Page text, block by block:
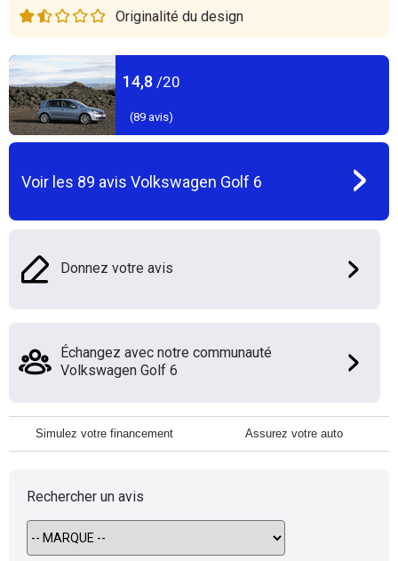
Originalité du design
14,8 /20
(89 avis)
Voir les 89 avis Volkswagen Golf 6
Donnez votre avis
Échangez avec notre communauté
Volkswagen Golf 6
Simulez votre financement Assurez votre auto
Rechercher un avis